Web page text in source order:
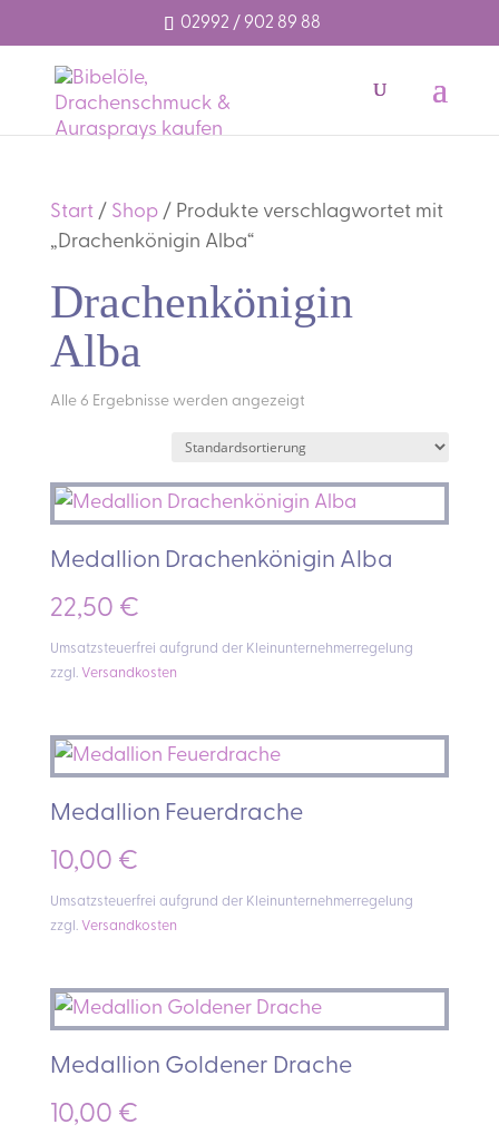
02992 / 902 89 88
Start/ Shop/ Produkte verschlagwortet mit
„Drachenkönigin Alba“
Drachenkönigin
Alba
Alle 6 Ergebnisse werden angezeigt
Medallion Drachenkönigin Alba
22,50 €
Umsatzsteuerfrei aufgrund der Kleinunternehmerregelung
zzgl. Versandkosten
Medallion Feuerdrache
10,00 €
Umsatzsteuerfrei aufgrund der Kleinunternehmerregelung
zzgl. Versandkosten
Medallion Goldener Drache
10,00 €